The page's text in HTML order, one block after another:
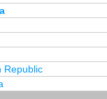
Republic